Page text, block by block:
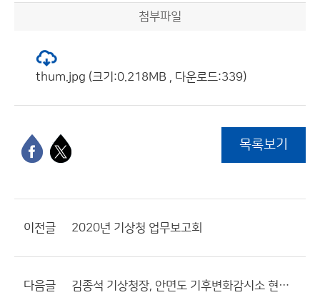
첨부파일
thum.jpg (크기:0.218MB , 다운로드:339)
목록보기
이전글 2020년 기상청 업무보고회
다음글 김종석 기상청장, 안면도 기후변화감시소 현장 점검